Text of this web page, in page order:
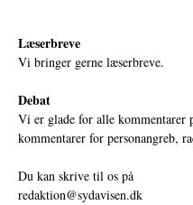
Læserbreve
Vi bringer gerne læserbreve.
Debat
Vi er glade for alle kommentarer
kommentarer for personangreb,
Du kan skrive til os på
redaktion@sydavisen.dk